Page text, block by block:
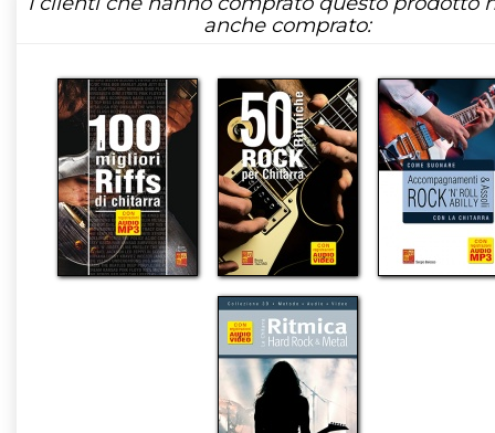
anche comprato: